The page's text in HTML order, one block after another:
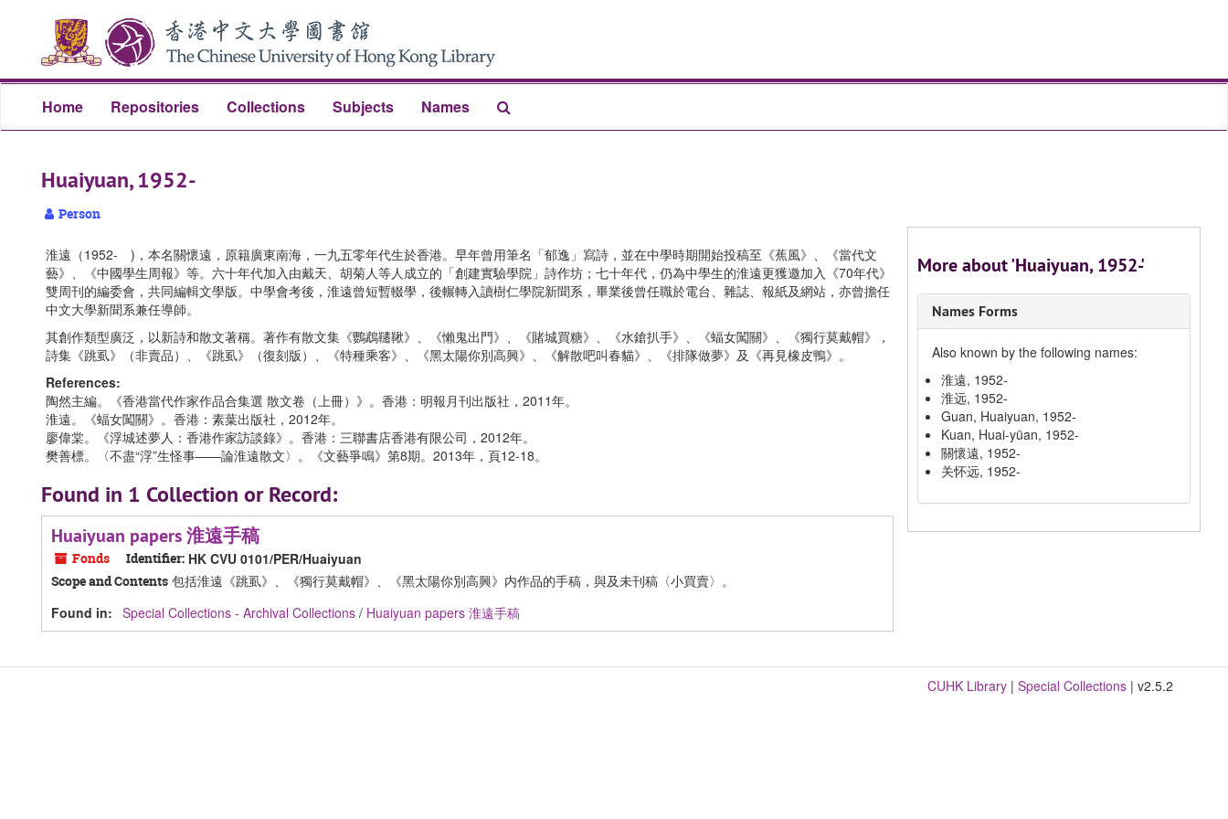
content
Home Repositories Collections Subjects Names
Huaiyuan, 1952-
Person
淮遠（1952- )，本名關懷遠，原籍廣東南海，一九五零年代生於香港。早年曾用筆名「郁逸」寫詩，並在中學時期開始投稿至《蕉風》、《當代文
藝》、《中國學生周報》等。六十年代加入由戴天、胡菊人等人成立的「創建實驗學院」詩作坊；七十年代，仍為中學生的淮遠更獲邀加入《70年代》
雙周刊的編委會，共同編輯文學版。中學會考後，淮遠曾短暫輟學，後輾轉入讀樹仁學院新聞系，畢業後曾任職於電台、雜誌、報紙及網站，亦曾擔任
中文大學新聞系兼任導師。
其創作類型廣泛，以新詩和散文著稱。著作有散文集《鸚鵡韆鞦》、《懶鬼出門》、《賭城買糖》、《水鎗扒手》、《蝠女闖關》、《獨行莫戴帽》，
詩集《跳虱》（非賣品）、《跳虱》（復刻版）、《特種乘客》、《黑太陽你別高興》、《解散吧叫春貓》、《排隊做夢》及《再見橡皮鴨》。
References:
陶然主編。《香港當代作家作品合集選 散文卷（上冊）》。香港：明報月刊出版社，2011年。
淮遠。《蝠女闖關》。香港：素葉出版社，2012年。
廖偉棠。《浮城述夢人：香港作家訪談錄》。香港：三聯書店香港有限公司，2012年。
樊善標。〈不盡“浮”生怪事——論淮遠散文〉。《文藝爭鳴》第8期。2013年，頁12-18。
Found in 1 Collection or Record:
Huaiyuan papers 淮遠手稿
Fonds Identifier: HK CVU 0101/PER/Huaiyuan
Scope and Contents 包括淮遠《跳虱》、《獨行莫戴帽》、《黑太陽你別高興》内作品的手稿，與及未刊稿〈小買賣〉。
Found in: Special Collections - Archival Collections / Huaiyuan papers 淮遠手稿
More about 'Huaiyuan, 1952-'
Names Forms
Also known by the following names:
淮遠, 1952-
淮远, 1952-
Guan, Huaiyuan, 1952-
Kuan, Huai-yüan, 1952-
關懷遠, 1952-
关怀远, 1952-
CUHK Library | Special Collections | v2.5.2